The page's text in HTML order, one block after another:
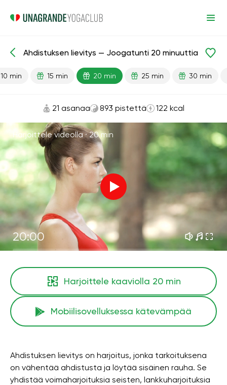
Valmiit oppitunnit Masennus Stressiä lievittävä
Ahdistuksen lievitys — Joogatunti 20 minuuttia
10 min 15 min 20 min 25 min 30 min
21 asanaa 893 pistettä 122 kcal
Harjoittele videolla ·20 min
20:00
Harjoittele kaaviolla 20 min
Mobiilisovelluksessa kätevämpää
Ahdistuksen lievitys on harjoitus, jonka tarkoituksena
on vähentää ahdistusta ja löytää sisäinen rauha. Se
yhdistää voimaharjoituksia seisten, lankkuharjoituksia